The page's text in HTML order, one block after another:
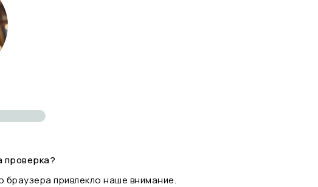
проверка?
браузера привлекло наше внимание.